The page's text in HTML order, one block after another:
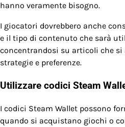
hanno veramente bisogno.
I giocatori dovrebbero anche
e il tipo di contenuto che sarà
concentrandosi su articoli che si
strategie e preferenze.
Utilizzare codici Steam
I codici Steam Wallet possono
quando si acquistano giochi o